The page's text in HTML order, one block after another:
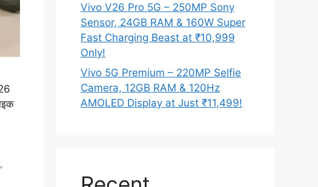
,
Vivo V26 Pro 5G – 250MP Sony
Sensor, 24GB RAM & 160W Super
Fast Charging Beast at ₹10,999
Only!
Vivo 5G Premium – 220MP Selfie
Camera, 12GB RAM & 120Hz
AMOLED Display at Just ₹11,499!